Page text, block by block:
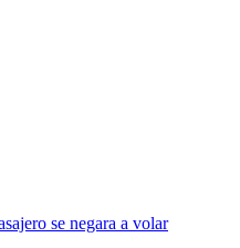
se negara a volar